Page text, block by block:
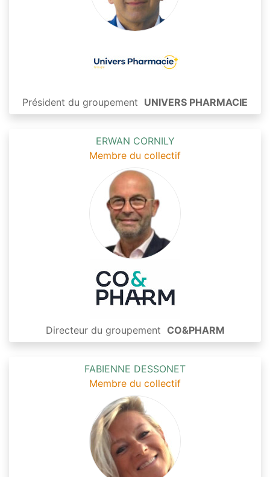
Président du groupement UNIVERS PHARMACIE
ERWAN CORNILY
Membre du collectif
Directeur du groupement CO&PHARM
FABIENNE DESSONET
Membre du collectif